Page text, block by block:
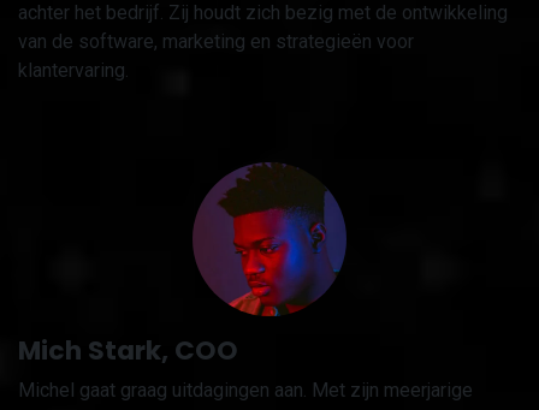
achter het bedrijf. Zij houdt zich bezig met de ontwikkeling
van de software, marketing en strategieën voor
klantervaring.
Mich Stark, COO
Michel gaat graag uitdagingen aan. Met zijn meerjarige